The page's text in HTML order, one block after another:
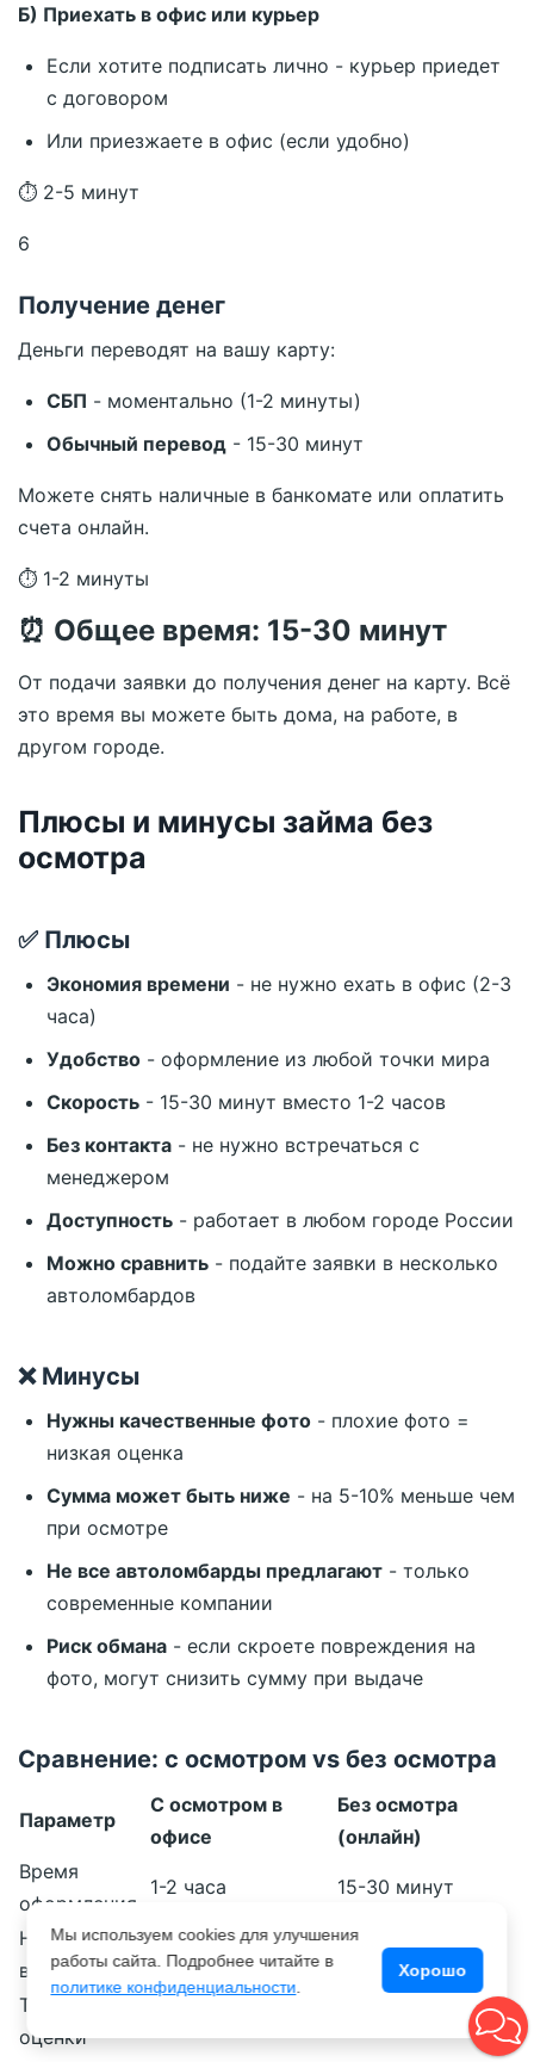
Б) Приехать в офис или курьер
Если хотите подписать лично - курьер приедет
с договором
Или приезжаете в офис (если удобно)
⏱ 2-5 минут
6
Получение денег
Деньги переводят на вашу карту:
СБП - моментально (1-2 минуты)
Обычный перевод - 15-30 минут
Можете снять наличные в банкомате или оплатить
счета онлайн.
⏱ 1-2 минуты
⏰ Общее время: 15-30 минут
От подачи заявки до получения денег на карту. Всё
это время вы можете быть дома, на работе, в
другом городе.
Плюсы и минусы займа без
осмотра
✅ Плюсы
Экономия времени - не нужно ехать в офис (2-3
часа)
Удобство - оформление из любой точки мира
Скорость - 15-30 минут вместо 1-2 часов
Без контакта - не нужно встречаться с
менеджером
Доступность - работает в любом городе России
Можно сравнить - подайте заявки в несколько
автоломбардов
❌ Минусы
Нужны качественные фото - плохие фото =
низкая оценка
Сумма может быть ниже - на 5-10% меньше чем
при осмотре
Не все автоломбарды предлагают - только
современные компании
Риск обмана - если скроете повреждения на
фото, могут снизить сумму при выдаче
Сравнение: с осмотром vs без осмотра
Параметр
С осмотром в
офисе
Без осмотра
(онлайн)
Время
оформления
1-2 часа 15-30 минут
Нужно ехать
в офис
Да
Точность
оценки
Мы используем cookies для улучшения
работы сайта. Подробнее читайте в
политике конфиденциальности
Хорошо